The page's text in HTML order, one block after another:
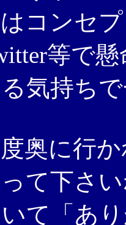
コンセ
等で
気持ち
奥に行
て下さ
て「あ